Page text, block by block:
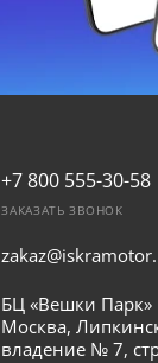
+7 800 555-30-58
ЗАКАЗАТЬ ЗВОНОК
БЦ «Вешки Парк»
Москва,
владение № 7,